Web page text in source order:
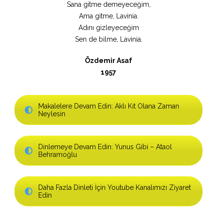
Sana gitme demeyeceğim,
Ama gitme, Lavinia.
Adını gizleyeceğim
Sen de bilme, Lavinia.
Özdemir Asaf
1957
Makalelere Devam Edin: Aklı Kıt Olana Zaman
Neylesin
Dinlemeye Devam Edin: Yunus Gibi – Ataol
Behramoğlu
Daha Fazla Dinleti İçin Youtube Kanalımızı Ziyaret
Edin